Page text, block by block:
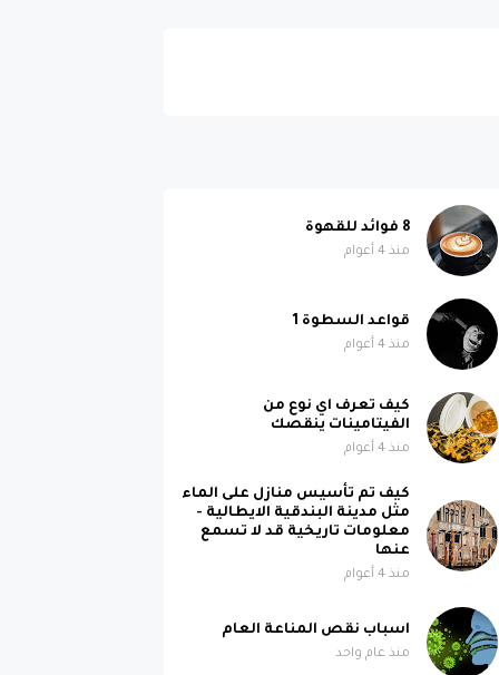
8 فوائد للقهوة
منذ 4 أعوام
قواعد السطوة 1
منذ 4 أعوام
كيف تعرف اي نوع من
الفيتامينات ينقصك
منذ 4 أعوام
كيف تم تأسيس منازل على الماء
مثل مدينة البندقية الايطالية -
معلومات تاريخية قد لا تسمع
عنها
منذ 4 أعوام
اسباب نقص المناعة العام
منذ عام واحد